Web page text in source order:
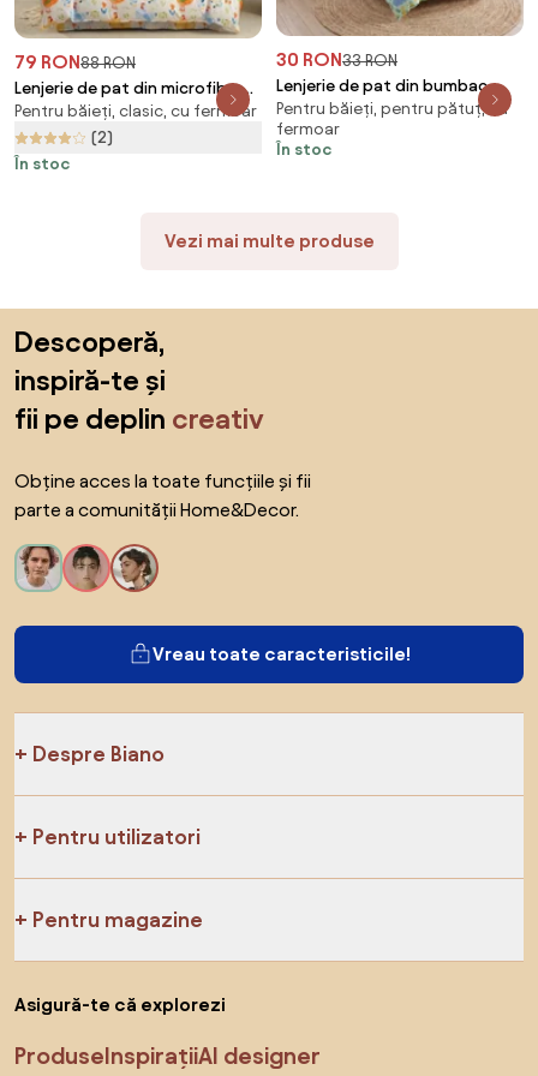
79 RON88 RON
Lenjerie de pat din microfibra
HENRIETTA colorata Dimensiune
lenjerie de pat: 2 buc 70 x 90
cm | 200 x 220 cm
Pentru băieți, clasic, cu fermoar
(2)
În stoc
30 RON 33 RON
Lenjerie de pat din bumbac
pentru patut JUNGLE JOY
colorata Dimensiune lenjerie de
pat: 40 x 60 cm | 100 x 135 cm
Pentru băieți, pentru pătuț, cu
fermoar
În stoc
Vezi mai multe produse
Descoperă,
inspiră-te și
fii pe deplin creativ
Obține acces la toate funcțiile și fii
parte a comunității Home&Decor.
Vreau toate caracteristicile!
Despre Biano
Pentru utilizatori
Pentru magazine
Asigură-te că explorezi
ProduseInspirațiiAI designer